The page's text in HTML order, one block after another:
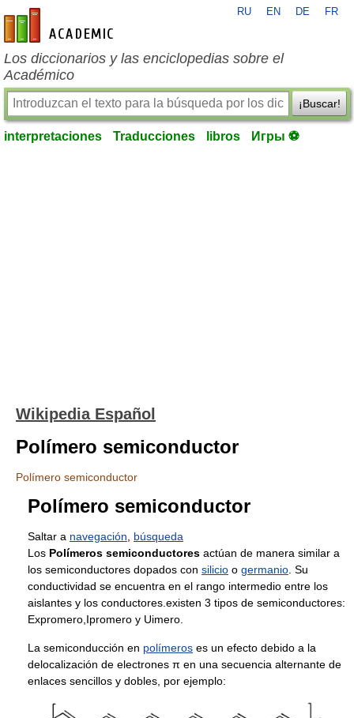
es-academic.com
RU EN DE FR
Los diccionarios y las enciclopedias sobre el
Académico
¡Buscar!
interpretaciones Traducciones libros Игры ⚽
Wikipedia Español
Polímero semiconductor
Polímero semiconductor
Polímero semiconductor
Saltar a navegación
búsqueda
Los Polímeros semiconductores actúan de manera similar a
los semiconductores dopados con silicio o germanio . Su
conductividad se encuentra en el rango intermedio entre los
aislantes y los conductores.existen 3 tipos de semiconductores:
Expromero,Ipromero y Uimero.
La semiconducción en polímeros es un efecto debido a la
delocalización de electrones π en una secuencia alternante de
enlaces sencillos y dobles, por ejemplo: